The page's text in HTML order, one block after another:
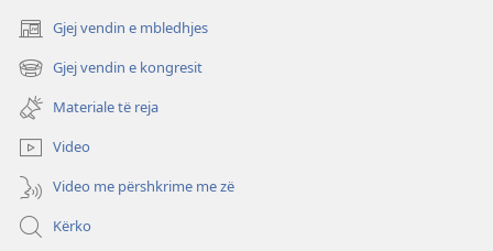
Gjej vendin e mbledhjes
(hap
dritare
të
re)
Gjej vendin e kongresit
(hap
dritare
të
re)
Materiale të reja
Video
Video me përshkrime me zë
Kërko